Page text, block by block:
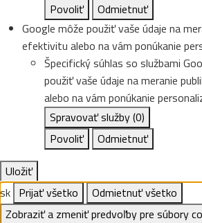
Povoliť
Odmietnuť
Google môže použiť vaše údaje na
efektivitu alebo na vám ponúkanie
Špecifický súhlas so službami
použiť vaše údaje na meranie
alebo na vám ponúkanie
Spravovať služby(0)
Povoliť
Odmietnuť
Uložiť
sk Prijať všetko
Odmietnuť všetko
Zobraziť a zmeniť predvoľby pre súbory